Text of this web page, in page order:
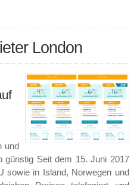
London
und
günstig Seit dem 15. Juni 2017
sowie in Island, Norwegen und